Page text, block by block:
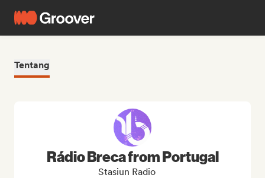
Tentang
Rádio Breca from Portugal
Stasiun Radio